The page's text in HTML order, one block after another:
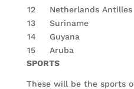
12
Netherlands Antilles
13
Suriname
14
Guyana
15
Aruba
SPORTS
These will be the sports